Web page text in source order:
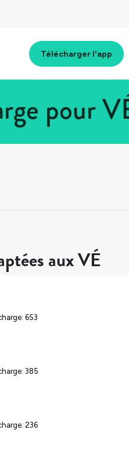
Télécharger l'app
pour
aux VÉ
653
385
236